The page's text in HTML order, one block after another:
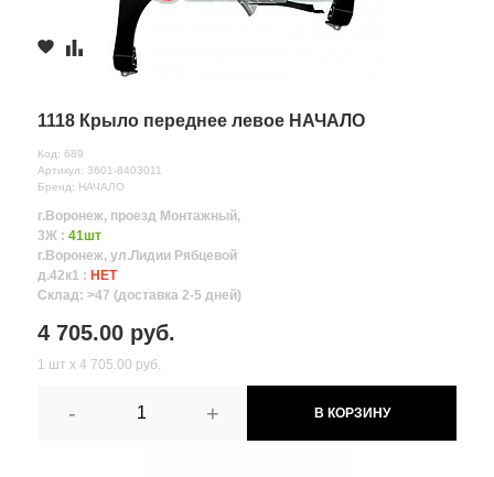
1118 Крыло переднее левое НАЧАЛО
Код: 689
Артикул: 3601-8403011
Бренд: НАЧАЛО
г.Воронеж, проезд Монтажный,
3Ж : 41шт
г.Воронеж, ул.Лидии Рябцевой
д.42к1 : НЕТ
Склад: >47 (доставка 2-5 дней)
4 705.00 руб.
1 шт х 4 705.00 руб.
- + В КОРЗИНУ